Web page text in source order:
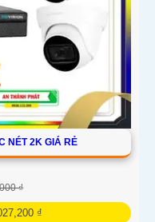
NÉT 2K GIÁ RẺ
₫
₫